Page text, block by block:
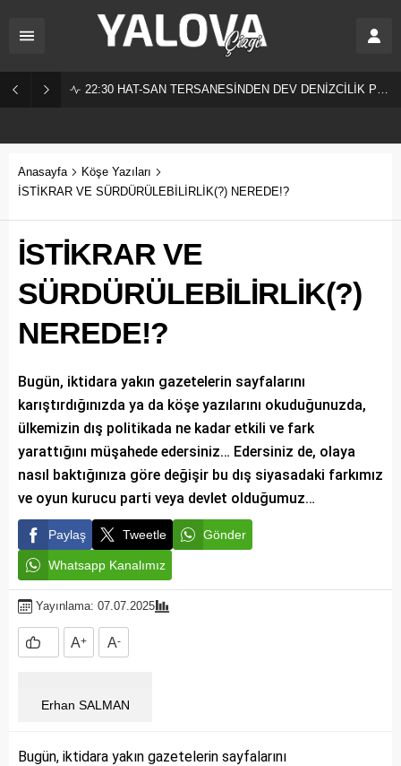
22:30 HAT-SAN TERSANESİNDEN DEV DENİZCİLİK PROJESİ!
Anasayfa
Köşe Yazıları
İSTİKRAR VE SÜRDÜRÜLEBİLİRLİK(?) NEREDE!?
İSTİKRAR VE
SÜRDÜRÜLEBİLİRLİK(?)
NEREDE!?
Bugün, iktidara yakın gazetelerin sayfalarını
karıştırdığınızda ya da köşe yazılarını okuduğunuzda,
ülkemizin dış politikada ne kadar etkili ve fark
yarattığını müşahede edersiniz… Edersiniz de, olaya
nasıl baktığınıza göre değişir bu dış siyasadaki farkımız
ve oyun kurucu parti veya devlet olduğumuz…
Paylaş Tweetle Gönder
Whatsapp Kanalımız
Yayınlama: 07.07.2025
A+ A-
Erhan SALMAN
Bugün, iktidara yakın gazetelerin sayfalarını